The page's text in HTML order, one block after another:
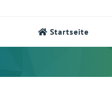
Startseite